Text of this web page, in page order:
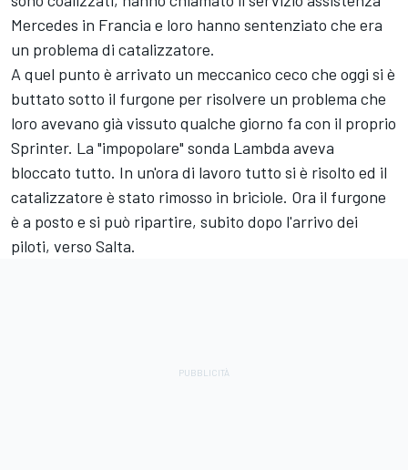
Mercedes in Francia e loro hanno sentenziato che era
un problema di catalizzatore.
A quel punto è arrivato un meccanico ceco che oggi si è
buttato sotto il furgone per risolvere un problema che
loro avevano già vissuto qualche giorno fa con il proprio
Sprinter. La "impopolare" sonda Lambda aveva
bloccato tutto. In un'ora di lavoro tutto si è risolto ed il
catalizzatore è stato rimosso in briciole. Ora il furgone
è a posto e si può ripartire, subito dopo l'arrivo dei
piloti, verso Salta.